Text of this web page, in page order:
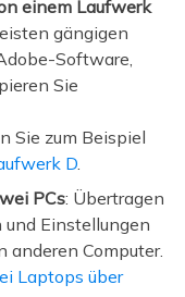
einem Laufwerk
gängigen
Software,
Sie
Sie zum Beispiel
D.
PCs: Übertragen
Einstellungen
anderen Computer.
Laptops über